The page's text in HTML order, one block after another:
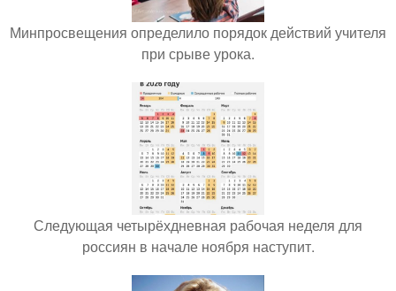
Минпросвещения определило порядок действий учителя
при срыве урока.
Следующая четырёхдневная рабочая неделя для
россиян в начале ноября наступит.